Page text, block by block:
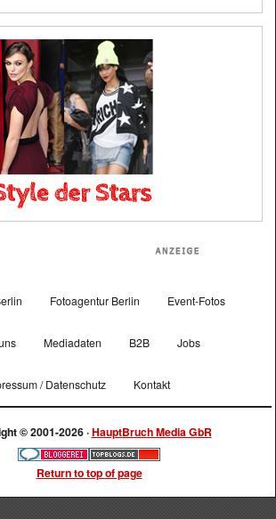
Fotoagentur Berlin Event-Fotos
Mediadaten B2B Jobs
/ Datenschutz Kontakt
© 2001-2026 ·HauptBruch Media GbR
Return to top of page